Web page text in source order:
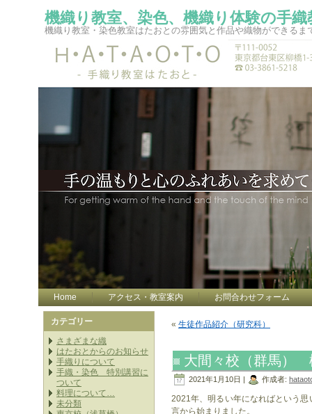
機織り教室、染色、機織り体験の手
機織り教室・染色教室はたおとの雰囲気と作品や織物ができるま
Home アクセス・教室案内 お問合わせフォーム
カテゴリー
さまざまな織
はたおとからのお知らせ
手織りについて
手織・染色 特別講習に
ついて
料理について…
未分類
« 生徒作品紹介（研究科）
大間々校（群馬）
2021年1月10日 | 作成者:
2021年、明るい年になればという
言から始まりました。